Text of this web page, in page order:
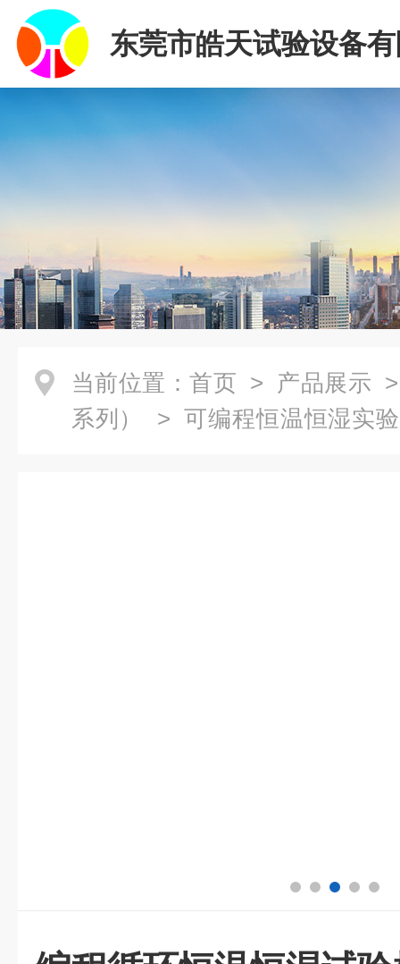
东莞市皓天试验设备
当前位置： 首页 > 产品展示
系列）
> 可编程恒温恒湿实